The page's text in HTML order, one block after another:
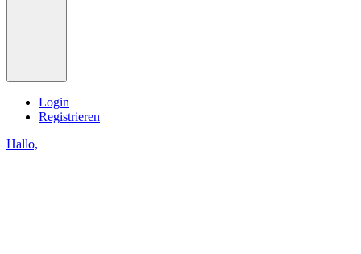
Login
Registrieren
Hallo,